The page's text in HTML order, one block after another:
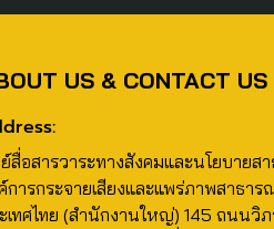
US & CONTACT US
สื่อสารวาระทางสังคมและนโยบายส
การกระจายเสียงและแพร่ภาพสาธาร
เทศไทย (สำนักงานใหญ่) 145 ถนนวิภ